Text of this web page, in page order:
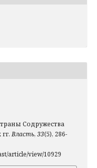
Содружества
Власть, 33(5), 286-
article/view/10929